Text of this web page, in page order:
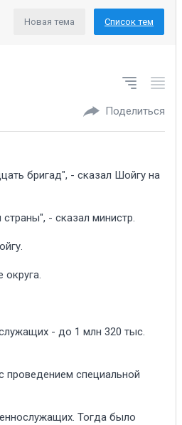
Новая тема Список тем
Поделиться
бригад", - сказал Шойгу на
- сказал министр.
- до 1 млн 320 тыс.
проведением специальной
Тогда было